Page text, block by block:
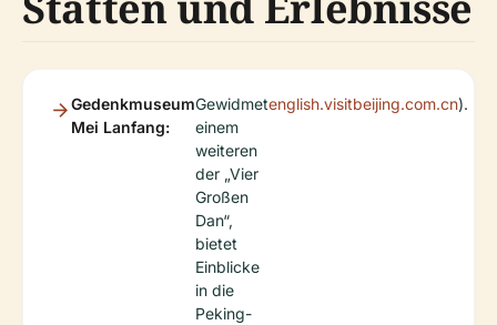
Gedenkmuseum
Mei Lanfang:
Gewidmet
einem
weiteren
der „Vier
Großen
Dan“,
bietet
Einblicke
in die
Peking-
english.visitbeijing.com.cn).